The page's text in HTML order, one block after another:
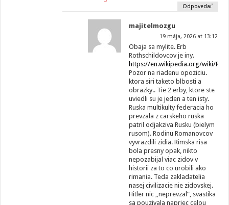
Odpovedať
majitelmozgu
19 mája, 2026 at 13:12
Obaja sa mylite. Erb
Rothschildovcov je iny.
https://en.wikipedia.org/wiki/
Pozor na riadenu opoziciu.
ktora siri taketo blbosti a
obrazky.. Tie 2 erby, ktore ste
uviedli su je jeden a ten isty.
Ruska multikulty federacia ho
prevzala z carskeho ruska
patril odjakziva Rusku (bielym
rusom). Rodinu Romanovcov
vyvrazdili zidia. Rimska risa
bola presny opak, nikto
nepozabijal viac zidov v
historii za to co urobili ako
rimania. Teda zakladatelia
nasej civilizacie nie zidovskej.
Hitler nic „neprevzal“, svastika
sa pouzivala napriec celou